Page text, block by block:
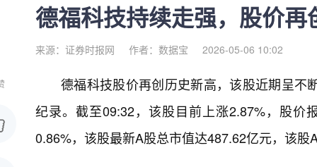
德福科技持续走强，股价再
来源：证券时报网 作者：数据宝 2026-05-06 10:02
德福科技股价再创历史新高，该股近期呈不
纪录。截至09:32，该股目前上涨2.87%，股价
0.86%，该股最新A股总市值达487.62亿元，该股